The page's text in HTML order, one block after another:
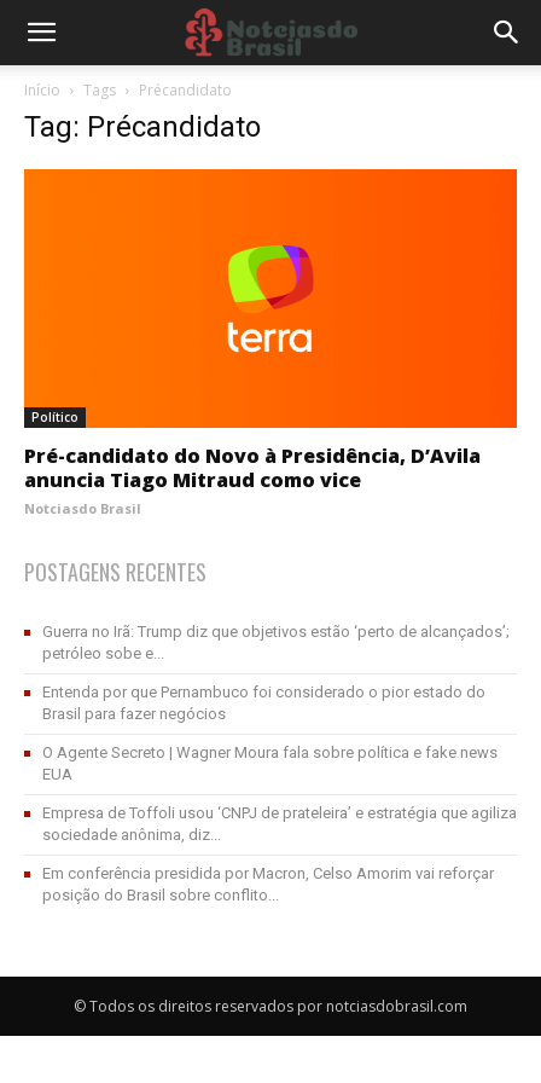
Início Tags Précandidato
Tag: Précandidato
Político
Pré-candidato do Novo à Presidência, D’Avila
anuncia Tiago Mitraud como vice
Notciasdo Brasil
POSTAGENS RECENTES
Guerra no Irã: Trump diz que objetivos estão ‘perto de alcançados’;
petróleo sobe e...
Entenda por que Pernambuco foi considerado o pior estado do
Brasil para fazer negócios
O Agente Secreto | Wagner Moura fala sobre política e fake news
EUA
Empresa de Toffoli usou ‘CNPJ de prateleira’ e estratégia que agiliza
sociedade anônima, diz...
Em conferência presidida por Macron, Celso Amorim vai reforçar
posição do Brasil sobre conflito...
© Todos os direitos reservados por notciasdobrasil.com